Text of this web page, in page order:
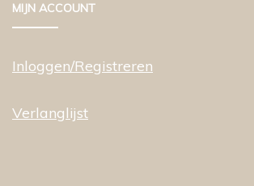
MIJN ACCOUNT
Inloggen/Registreren
Verlanglijst